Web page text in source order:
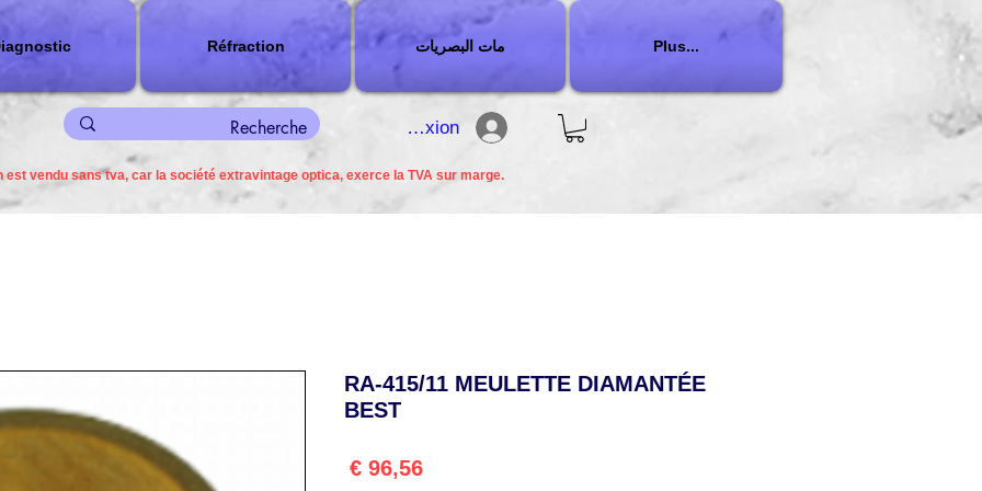
Réfraction مات البصريات Plus...
connexion
est vendu sans tva, car la société extravintage optica, exerce la TVA sur marge.
RA-415/11 MEULETTE DIAMANTÉE
BEST
السعر